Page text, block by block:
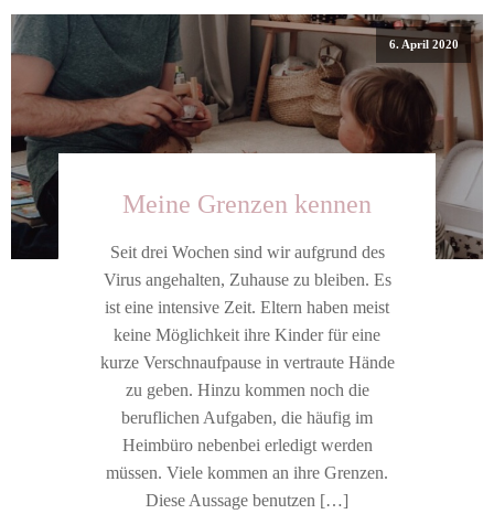
6. April 2020
Meine Grenzen kennen
Seit drei Wochen sind wir aufgrund des
Virus angehalten, Zuhause zu bleiben. Es
ist eine intensive Zeit. Eltern haben meist
keine Möglichkeit ihre Kinder für eine
kurze Verschnaufpause in vertraute Hände
zu geben. Hinzu kommen noch die
beruflichen Aufgaben, die häufig im
Heimbüro nebenbei erledigt werden
müssen. Viele kommen an ihre Grenzen.
Diese Aussage benutzen […]